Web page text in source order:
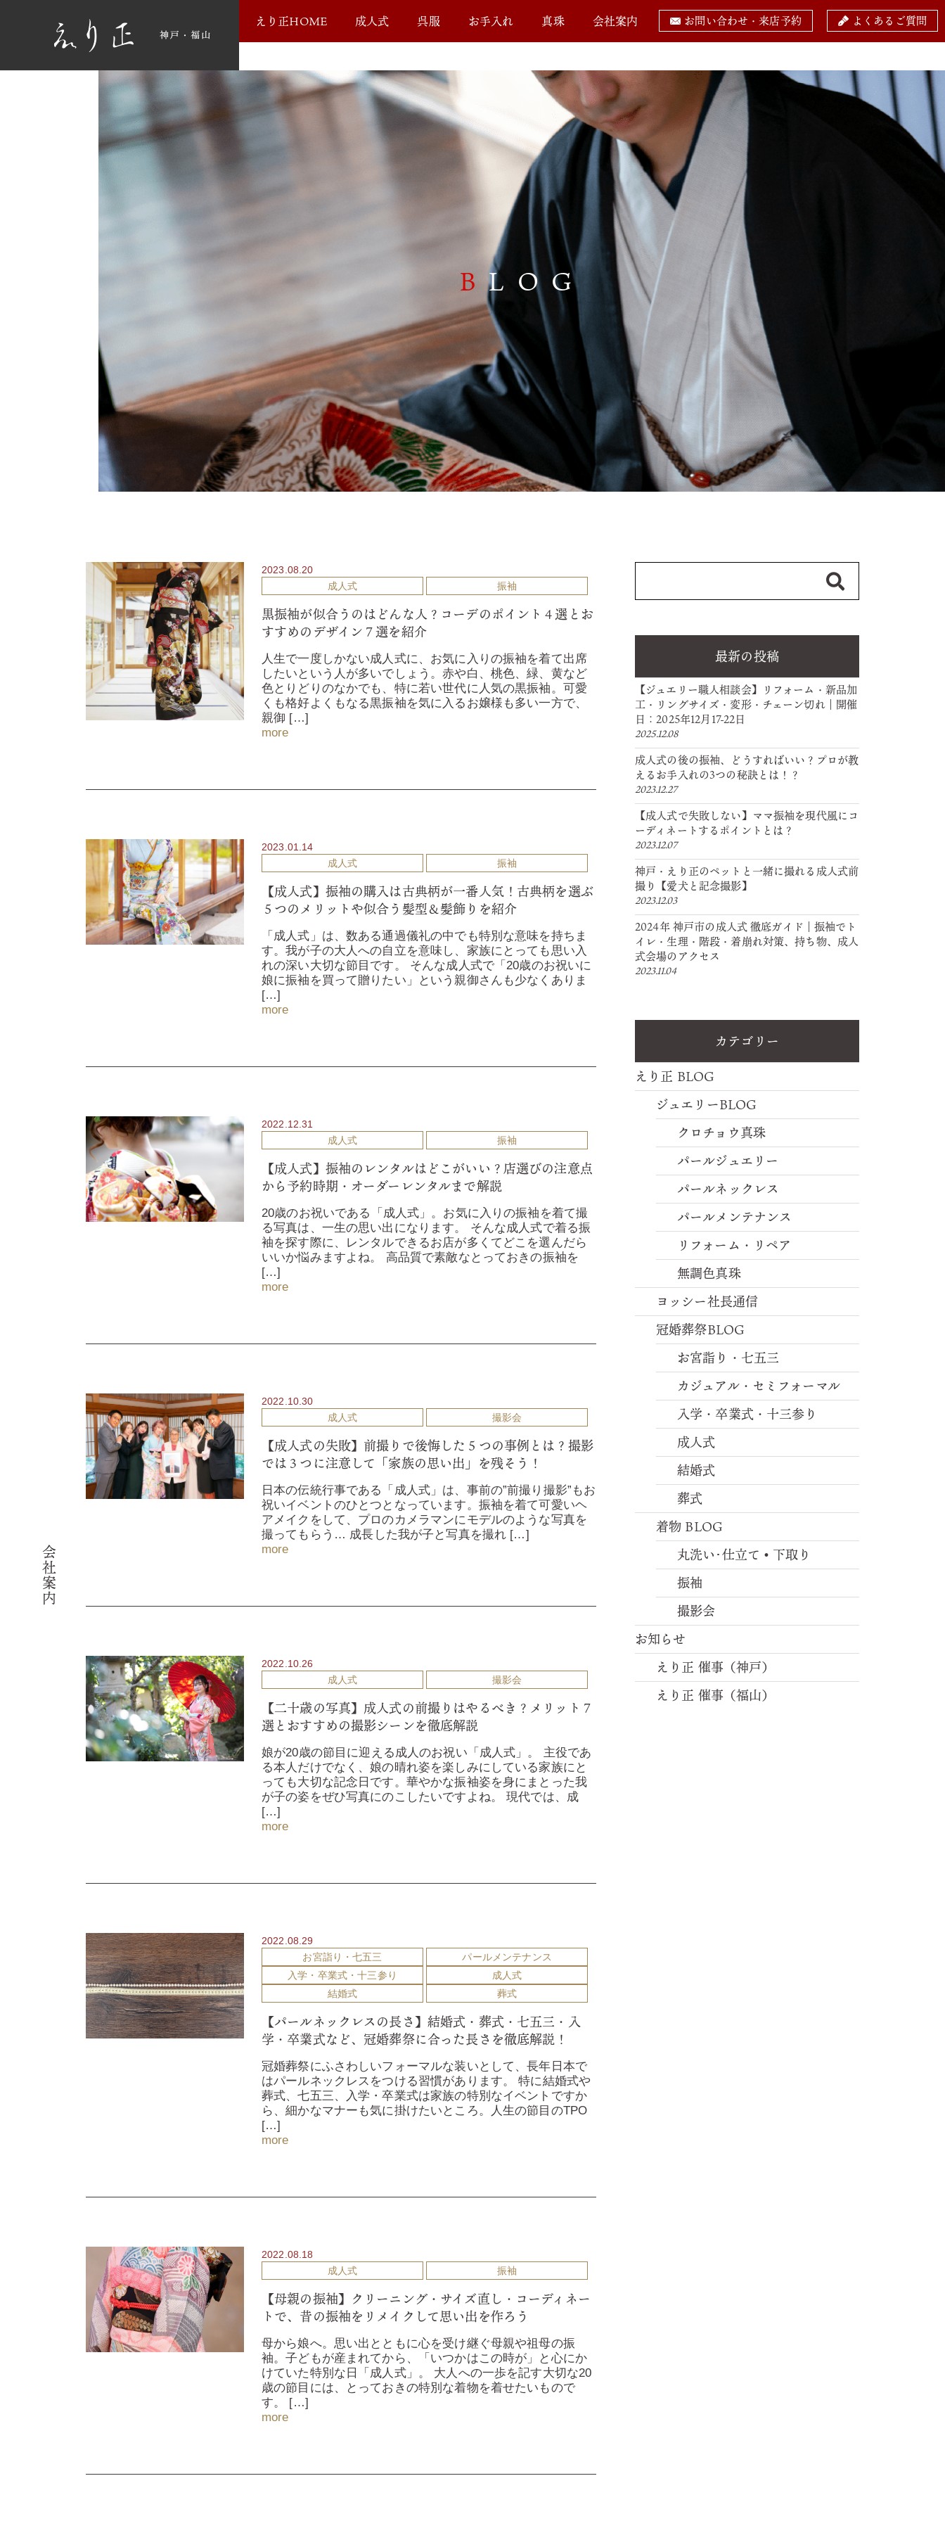
えり正HOME 成人式 呉服 お手入れ 真珠 会社案内 お問い合わせ・来店予約 よくあるご質問
BLOG
会社案内
2023.08.20
成人式
振袖
黒振袖が似合うのはどんな人？コーデのポイント４選とお
すすめのデザイン７選を紹介
人生で一度しかない成人式に、お気に入りの振袖を着て出席
したいという人が多いでしょう。赤や白、桃色、緑、黄など
色とりどりのなかでも、特に若い世代に人気の黒振袖。可愛
くも格好よくもなる黒振袖を気に入るお嬢様も多い一方で、
親御 […]
more
2023.01.14
成人式
振袖
【成人式】振袖の購入は古典柄が一番人気！古典柄を選ぶ
５つのメリットや似合う髪型＆髪飾りを紹介
「成人式」は、数ある通過儀礼の中でも特別な意味を持ちま
す。我が子の大人への自立を意味し、家族にとっても思い入
れの深い大切な節目です。 そんな成人式で「20歳のお祝いに
娘に振袖を買って贈りたい」という親御さんも少なくありま
[…]
more
2022.12.31
成人式
振袖
【成人式】振袖のレンタルはどこがいい？店選びの注意点
から予約時期・オーダーレンタルまで解説
20歳のお祝いである「成人式」。お気に入りの振袖を着て撮
る写真は、一生の思い出になります。 そんな成人式で着る振
袖を探す際に、レンタルできるお店が多くてどこを選んだら
いいか悩みますよね。 高品質で素敵なとっておきの振袖を
[…]
more
2022.10.30
成人式
撮影会
【成人式の失敗】前撮りで後悔した５つの事例とは？撮影
では３つに注意して「家族の思い出」を残そう！
日本の伝統行事である「成人式」は、事前の”前撮り撮影”もお
祝いイベントのひとつとなっています。振袖を着て可愛いヘ
アメイクをして、プロのカメラマンにモデルのような写真を
撮ってもらう… 成長した我が子と写真を撮れ […]
more
2022.10.26
成人式
撮影会
【二十歳の写真】成人式の前撮りはやるべき？メリット７
選とおすすめの撮影シーンを徹底解説
娘が20歳の節目に迎える成人のお祝い「成人式」。 主役であ
る本人だけでなく、娘の晴れ姿を楽しみにしている家族にと
っても大切な記念日です。華やかな振袖姿を身にまとった我
が子の姿をぜひ写真にのこしたいですよね。 現代では、成
[…]
more
2022.08.29
お宮詣り・七五三
パールメンテナンス
入学・卒業式・十三参り
成人式
結婚式
葬式
【パールネックレスの長さ】結婚式・葬式・七五三・入
学・卒業式など、冠婚葬祭に合った長さを徹底解説！
冠婚葬祭にふさわしいフォーマルな装いとして、長年日本で
はパールネックレスをつける習慣があります。 特に結婚式や
葬式、七五三、入学・卒業式は家族の特別なイベントですか
ら、細かなマナーも気に掛けたいところ。人生の節目のTPO
[…]
more
2022.08.18
成人式
振袖
【母親の振袖】クリーニング・サイズ直し・コーディネー
トで、昔の振袖をリメイクして思い出を作ろう
母から娘へ。思い出とともに心を受け継ぐ母親や祖母の振
袖。子どもが産まれてから、「いつかはこの時が」と心にか
けていた特別な日「成人式」。 大人への一歩を記す大切な20
歳の節目には、とっておきの特別な着物を着せたいもので
す。 […]
more
最新の投稿
【ジュエリー職人相談会】リフォーム・新品加
工・リングサイズ・変形・チェーン切れ｜開催
日：2025年12月17-22日
2025.12.08
成人式の後の振袖、どうすればいい？プロが教
えるお手入れの3つの秘訣とは！？
2023.12.27
【成人式で失敗しない】ママ振袖を現代風にコ
ーディネートするポイントとは？
2023.12.07
神戸・えり正のペットと一緒に撮れる成人式前
撮り【愛犬と記念撮影】
2023.12.03
2024年 神戸市の成人式 徹底ガイド｜振袖でト
イレ・生理・階段・着崩れ対策、持ち物、成人
式会場のアクセス
2023.11.04
カテゴリー
えり正 BLOG
ジュエリーBLOG
クロチョウ真珠
パールジュエリー
パールネックレス
パールメンテナンス
リフォーム・リペア
無調色真珠
ヨッシー社長通信
冠婚葬祭BLOG
お宮詣り・七五三
カジュアル・セミフォーマル
入学・卒業式・十三参り
成人式
結婚式
葬式
着物 BLOG
丸洗い･仕立て•下取り
振袖
撮影会
お知らせ
えり正 催事（神戸）
えり正 催事（福山）